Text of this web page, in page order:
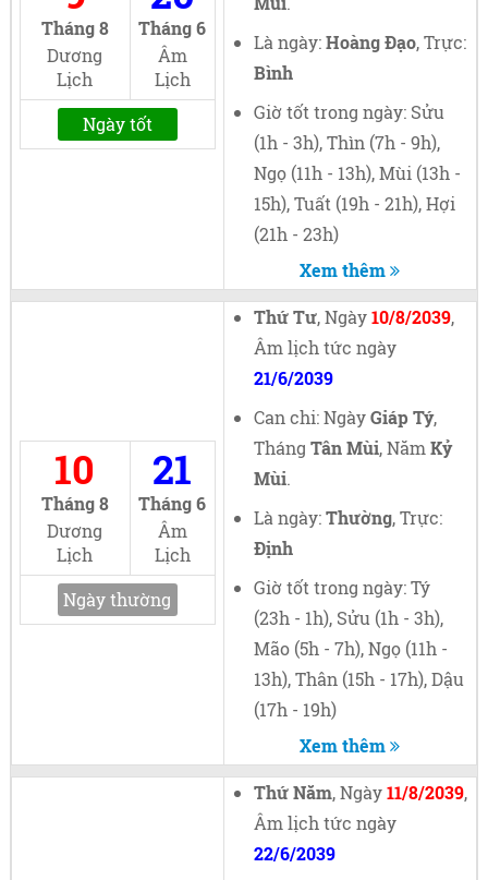
Tháng 8
Dương
Lịch
Tháng 6
Âm
Lịch
Ngày tốt
Là ngày:Hoàng Đạo, Trực:
Bình
Giờ tốt trong ngày: Sửu
(1h - 3h), Thìn (7h - 9h),
Ngọ (11h - 13h), Mùi (13h -
15h), Tuất (19h - 21h), Hợi
(21h - 23h)
Xem thêm
10
Tháng 8
Dương
Lịch
21
Tháng 6
Âm
Lịch
Ngày thường
Thứ Tư, Ngày10/8/2039,
Âm lịch tức ngày
21/6/2039
Can chi: NgàyGiáp Tý,
Tháng Tân Mùi, Năm Kỷ
Mùi.
Là ngày:Thường, Trực:
Định
Giờ tốt trong ngày: Tý
(23h - 1h), Sửu (1h - 3h),
Mão (5h - 7h), Ngọ (11h -
13h), Thân (15h - 17h), Dậu
(17h - 19h)
Xem thêm
Thứ Năm, Ngày11/8/2039,
Âm lịch tức ngày
22/6/2039